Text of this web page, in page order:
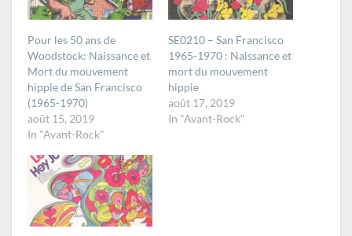
Pour les 50 ans de
Woodstock: Naissance et
Mort du mouvement
hippie de San Francisco
(1965-1970)
août 15, 2019
In "Avant-Rock"
SE0210 – San Francisco
1965-1970 : Naissance et
mort du mouvement
hippie
août 17, 2019
In "Avant-Rock"